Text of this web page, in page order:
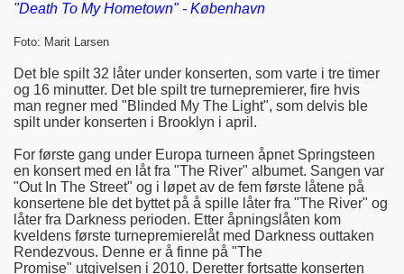
"Death To My Hometown" - København
Foto: Marit Larsen
Det ble spilt 32 låter under konserten, som varte i tre timer
og 16 minutter. Det ble spilt tre turnepremierer, fire hvis
man regner med "Blinded My The Light", som delvis ble
spilt under konserten i Brooklyn i april.
For første gang under Europa turneen åpnet Springsteen
en konsert med en låt fra "The River" albumet. Sangen var
"Out In The Street" og i løpet av de fem første låtene på
konsertene ble det byttet på å spille låter fra "The River" og
låter fra Darkness perioden. Etter åpningslåten kom
kveldens første turnepremierelåt med Darkness outtaken
Rendezvous. Denne er å finne på "The
Promise" utgivelsen i 2010. Deretter fortsatte konserten